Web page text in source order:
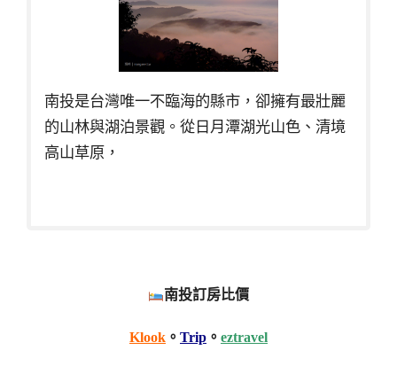
南投是台灣唯一不臨海的縣市，卻擁有最壯麗
的山林與湖泊景觀。從日月潭湖光山色、清境
高山草原，
南投訂房比價
Klook 。 Trip 。 eztravel